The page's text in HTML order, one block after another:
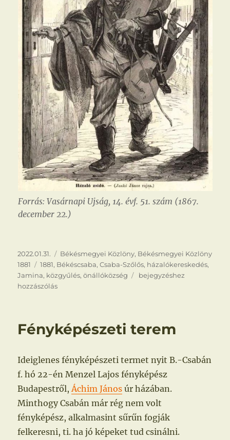
Forrás: Vasárnapi Ujság, 14. évf. 51. szám (1867.
december 22.)
Közzétéve
2022.01.31. Kategória
Békésmegyei Közlöny, Békésmegyei Közlöny
1881
Címke
1881, Békéscsaba,Csaba-Szőlős, házalókereskedés,
Jamina, közgyűlés,önállóközség
Megyei
bejegyzéshez
hozzászólás
Fényképészeti terem
Ideiglenes fényképészeti termet nyit B.-Csabán
f. hó 22-én Menzel Lajos fényképész
Budapestről, Áchim János úr házában.
Minthogy Csabán már rég nem volt
fényképész, alkalmasint sűrűn fogják
felkeresni, ti. ha jó képeket tud csinálni.